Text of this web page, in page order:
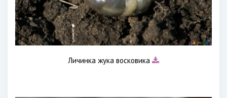
Личинка жука восковика